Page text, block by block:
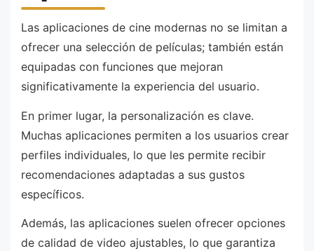
Las aplicaciones de cine modernas no se limitan a
ofrecer una selección de películas; también están
equipadas con funciones que mejoran
significativamente la experiencia del usuario.
En primer lugar, la personalización es clave.
Muchas aplicaciones permiten a los usuarios crear
perfiles individuales, lo que les permite recibir
recomendaciones adaptadas a sus gustos
específicos.
Además, las aplicaciones suelen ofrecer opciones
de calidad de video ajustables, lo que garantiza